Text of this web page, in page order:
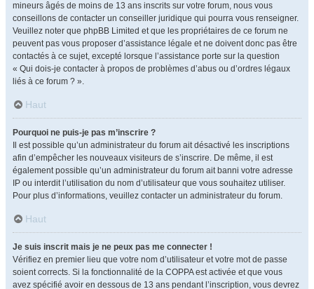
mineurs âgés de moins de 13 ans inscrits sur votre forum, nous vous
conseillons de contacter un conseiller juridique qui pourra vous renseigner.
Veuillez noter que phpBB Limited et que les propriétaires de ce forum ne
peuvent pas vous proposer d’assistance légale et ne doivent donc pas être
contactés à ce sujet, excepté lorsque l’assistance porte sur la question
« Qui dois-je contacter à propos de problèmes d’abus ou d’ordres légaux
liés à ce forum ? ».
Haut
Pourquoi ne puis-je pas m’inscrire ?
Il est possible qu’un administrateur du forum ait désactivé les inscriptions
afin d’empêcher les nouveaux visiteurs de s’inscrire. De même, il est
également possible qu’un administrateur du forum ait banni votre adresse
IP ou interdit l’utilisation du nom d’utilisateur que vous souhaitez utiliser.
Pour plus d’informations, veuillez contacter un administrateur du forum.
Haut
Je suis inscrit mais je ne peux pas me connecter !
Vérifiez en premier lieu que votre nom d’utilisateur et votre mot de passe
soient corrects. Si la fonctionnalité de la COPPA est activée et que vous
avez spécifié avoir en dessous de 13 ans pendant l’inscription, vous devrez